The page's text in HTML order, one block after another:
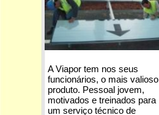
A Viapor tem nos seus
funcionários, o mais valioso
produto. Pessoal jovem,
motivados e treinados para
um serviço técnico de